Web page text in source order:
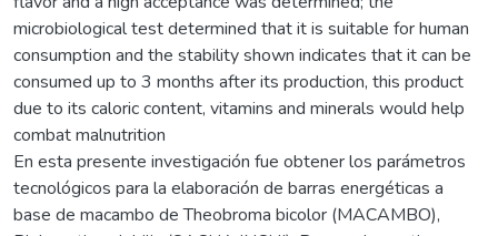
microbiological test determined that it is suitable for human
consumption and the stability shown indicates that it can be
consumed up to 3 months after its production, this product
due to its caloric content, vitamins and minerals would help
combat malnutrition
En esta presente investigación fue obtener los parámetros
tecnológicos para la elaboración de barras energéticas a
base de macambo de Theobroma bicolor (MACAMBO),